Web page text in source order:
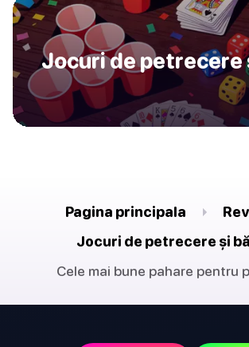
Jocuri de petrecere
Pagina principala
Jocuri de petrecere și
Cele mai bune pahare pentru